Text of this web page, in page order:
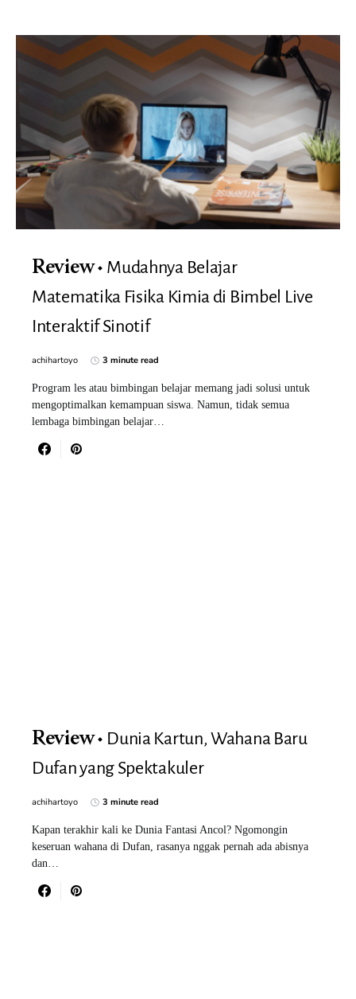
Review
Mudahnya Belajar
Matematika Fisika Kimia di Bimbel Live
Interaktif Sinotif
achihartoyo 3 minute read
Program les atau bimbingan belajar memang jadi solusi untuk
mengoptimalkan kemampuan siswa. Namun, tidak semua
lembaga bimbingan belajar…
Review
Dunia Kartun, Wahana Baru
Dufan yang Spektakuler
achihartoyo 3 minute read
Kapan terakhir kali ke Dunia Fantasi Ancol? Ngomongin
keseruan wahana di Dufan, rasanya nggak pernah ada abisnya
dan…